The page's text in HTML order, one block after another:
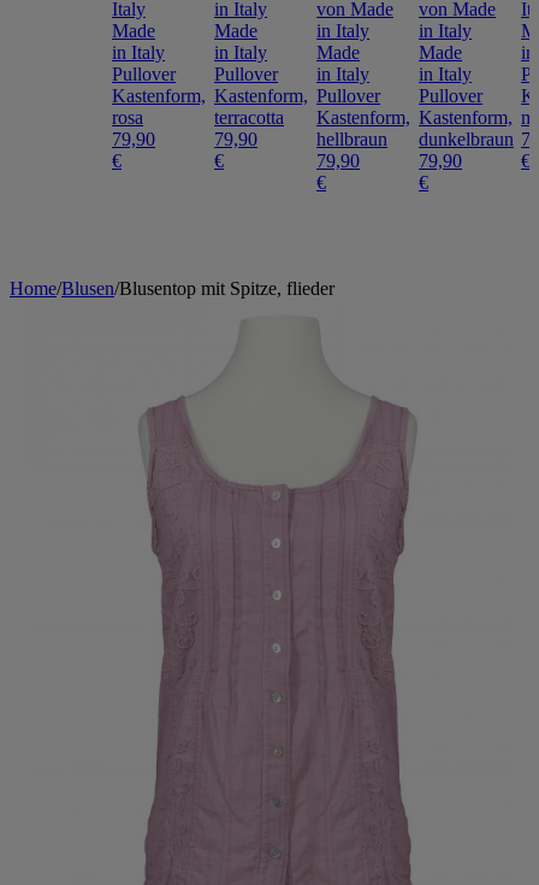
Made
in Italy
Pullover
Kastenform,
rosa
79,90
€
Made
in Italy
Pullover
Kastenform,
terracotta
79,90
€
Made
in Italy
Pullover
Kastenform,
hellbraun
79,90
€
Made
in Italy
Pullover
Kastenform,
dunkelbraun
79,90
€
€
Home/Blusen/Blusentop mit Spitze, flieder